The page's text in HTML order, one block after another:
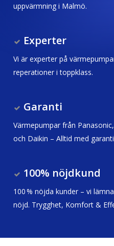
uppvärmning i Malmö.
Experter
Vi är experter på
reperationer i toppklass.
Garanti
Värmepumpar från
och Daikin – Alltid med
100% nöjdkund
100 % nöjda kunder – vi
nöjd. Trygghet, Komfort &